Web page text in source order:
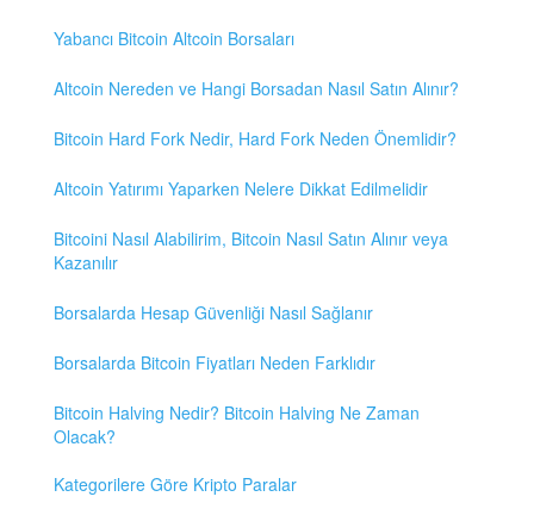
Yabancı Bitcoin Altcoin Borsaları
Altcoin Nereden ve Hangi Borsadan Nasıl Satın Alınır?
Bitcoin Hard Fork Nedir, Hard Fork Neden Önemlidir?
Altcoin Yatırımı Yaparken Nelere Dikkat Edilmelidir
Bitcoini Nasıl Alabilirim, Bitcoin Nasıl Satın Alınır veya
Kazanılır
Borsalarda Hesap Güvenliği Nasıl Sağlanır
Borsalarda Bitcoin Fiyatları Neden Farklıdır
Bitcoin Halving Nedir? Bitcoin Halving Ne Zaman
Olacak?
Kategorilere Göre Kripto Paralar